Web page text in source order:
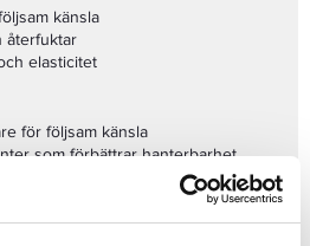
känsla
återfuktar
elasticitet
för följsam känsla
som förbättrar hanterbarhet